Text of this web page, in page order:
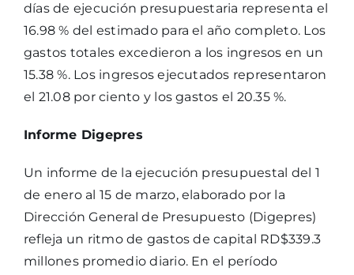
días de ejecución presupuestaria representa el
16.98 % del estimado para el año completo. Los
gastos totales excedieron a los ingresos en un
15.38 %. Los ingresos ejecutados representaron
el 21.08 por ciento y los gastos el 20.35 %.
Informe Digepres
Un informe de la ejecución presupuestal del 1
de enero al 15 de marzo, elaborado por la
Dirección General de Presupuesto (Digepres)
refleja un ritmo de gastos de capital RD$339.3
millones promedio diario. En el período